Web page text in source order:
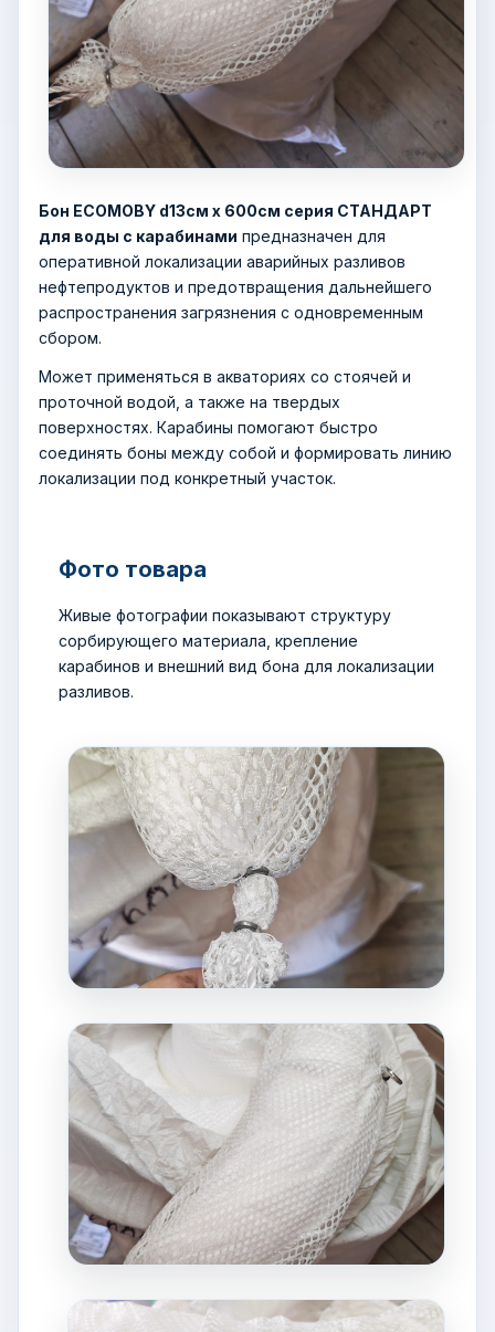
Бон ECOMOBY d13см х 600см серия СТАНДАРТ
для воды с карабинами предназначен для
оперативной локализации аварийных разливов
нефтепродуктов и предотвращения дальнейшего
распространения загрязнения с одновременным
сбором.
Может применяться в акваториях со стоячей и
проточной водой, а также на твердых
поверхностях. Карабины помогают быстро
соединять боны между собой и формировать линию
локализации под конкретный участок.
Фото товара
Живые фотографии показывают структуру
сорбирующего материала, крепление
карабинов и внешний вид бона для локализации
разливов.